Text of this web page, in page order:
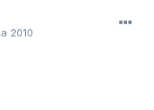
2010